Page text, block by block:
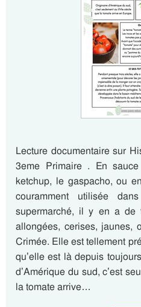
Lecture documentaire sur
3eme Primaire . En
ketchup, le gaspacho, ou
couramment utilisée
supermarché, il y en a de
allongées, cerises, jaunes,
Crimée. Elle est tellement
qu’elle est là depuis
d’Amérique du sud, c’est
la tomate arrive…